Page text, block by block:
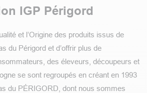
IGP Périgord
et l’Origine des produits issus de
du Périgord et d’offrir plus de
des éleveurs, découpeurs et
se sont regroupés en créant en 1993
du PÉRIGORD, dont nous sommes